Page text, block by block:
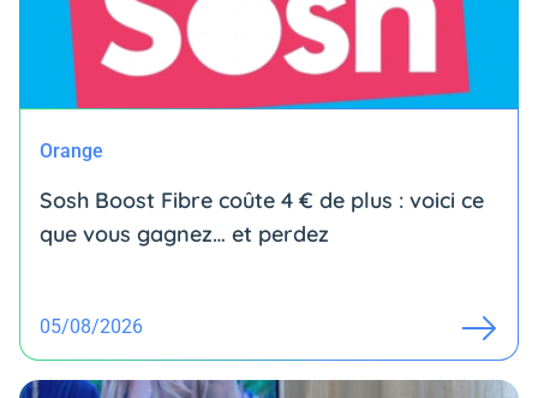
Orange
Sosh Boost Fibre coûte 4 € de plus : voici ce
que vous gagnez… et perdez
05/08/2026